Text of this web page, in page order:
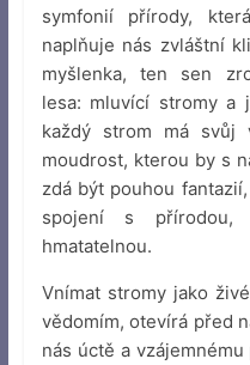
symfonií přírody,
naplňuje nás zvláštní
myšlenka, ten sen
lesa: mluvící stromy a
každý strom má svůj
moudrost, kterou by s
zdá být pouhou
spojení s přírodou,
hmatatelnou.
Vnímat stromy jako
vědomím, otevírá před
nás úctě a